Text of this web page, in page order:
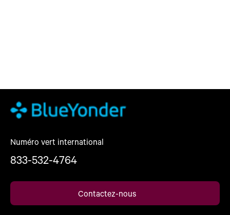
Numéro vert international
833-532-4764
Contactez-nous